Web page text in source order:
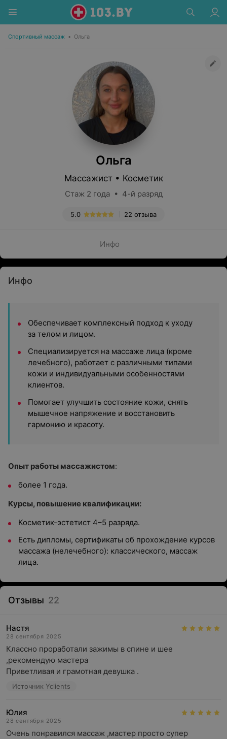
Спортивный массаж • Ольга
Ольга
Массажист • Косметик
Стаж 2 года • 4-й разряд
22 отзыва
5.0
Инфо
Инфо
Обеспечивает комплексный подход к уходу
за телом и лицом.
Специализируется на массаже лица (кроме
лечебного), работает с различными типами
кожи и индивидуальными особенностями
клиентов.
Помогает улучшить состояние кожи, снять
мышечное напряжение и восстановить
гармонию и красоту.
Опыт работы массажистом:
более 1 года.
Курсы, повышение квалификации:
Косметик-эстетист 4–5 разряда.
Есть дипломы, сертификаты об прохождение курсов
массажа (нелечебного): классического, массаж
лица.
Отзывы 22
Настя
28 сентября 2025
Классно проработали зажимы в спине и шее
,рекомендую мастера
Приветливая и грамотная девушка .
Источник Yclients
Юлия
28 сентября 2025
Очень понравился массаж ,мастер просто супер